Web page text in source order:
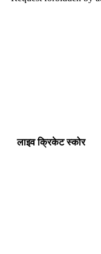
लाइव क्रिकेट स्कोर